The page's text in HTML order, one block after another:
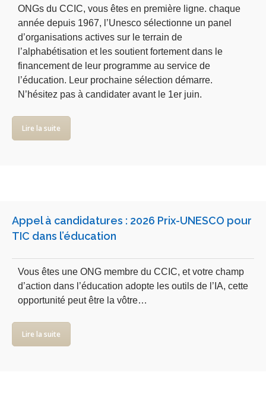
ONGs du CCIC, vous êtes en première ligne. chaque
année depuis 1967, l’Unesco sélectionne un panel
d’organisations actives sur le terrain de
l’alphabétisation et les soutient fortement dans le
financement de leur programme au service de
l’éducation. Leur prochaine sélection démarre.
N’hésitez pas à candidater avant le 1er juin.
Lire la suite
Appel à candidatures : 2026 Prix-UNESCO pour
TIC dans l’éducation
Vous êtes une ONG membre du CCIC, et votre champ
d’action dans l’éducation adopte les outils de l’IA, cette
opportunité peut être la vôtre…
Lire la suite